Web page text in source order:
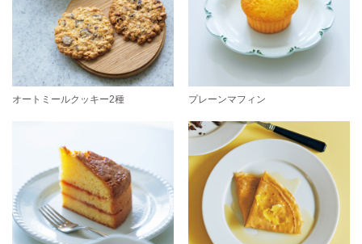
オートミールクッキー2種 プレーンマフィン